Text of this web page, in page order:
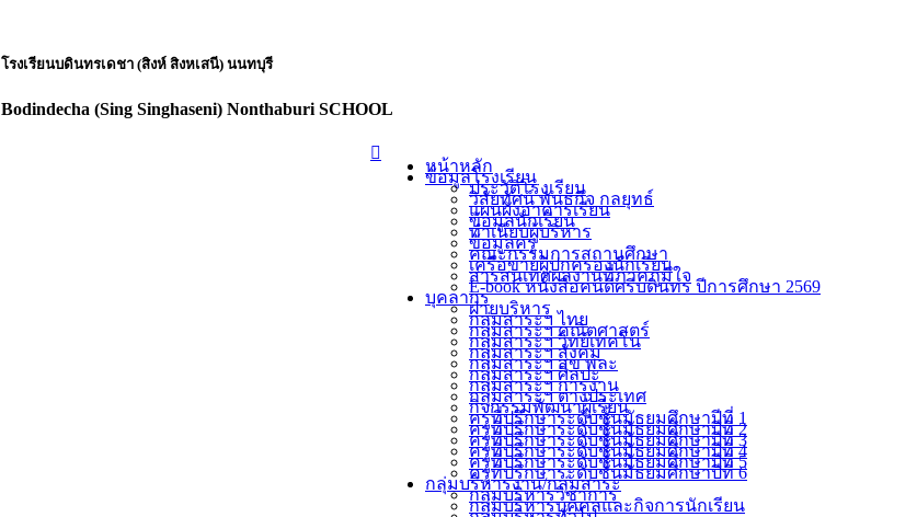
โรงเรียนบดินทรเดชา (สิงห์ สิงหเสนี) นนทบุรี
Bodindecha (Sing Singhaseni) Nonthaburi SCHOOL
หน้าหลัก
ข้อมูลโรงเรียน
ประวัติโรงเรียน
วิสัยทัศน์ พันธกิจ กลยุทธ์
แผนผังอาคารเรียน
ข้อมูลนักเรียน
ทำเนียบผู้บริหาร
ข้อมูลครู
คณะกรรมการสถานศึกษา
เครือข่ายผู้ปกครองนักเรียน
สารสนเทศผลงานที่ภาคภูมิใจ
E-book หนังสือคนดีศรีบดินทร ปีการศึกษา 2569
บุคลากร
ฝ่ายบริหาร
กลุ่มสาระฯ ไทย
กลุ่มสาระฯ คณิตศาสตร์
กลุ่มสาระฯ วิทย์เทคโน
กลุ่มสาระฯ สังคม
กลุ่มสาระฯ สุข พละ
กลุ่มสาระฯ ศิลปะ
กลุ่มสาระฯ การงาน
กลุ่มสาระฯ ต่างประเทศ
กิจกรรมพัฒนาผู้เรียน
ครูที่ปรึกษาระดับชั้นมัธยมศึกษาปีที่ 1
ครูที่ปรึกษาระดับชั้นมัธยมศึกษาปีที่ 2
ครูที่ปรึกษาระดับชั้นมัธยมศึกษาปีที่ 3
ครูที่ปรึกษาระดับชั้นมัธยมศึกษาปีที่ 4
ครูที่ปรึกษาระดับชั้นมัธยมศึกษาปีที่ 5
ครูที่ปรึกษาระดับชั้นมัธยมศึกษาปีที่ 6
กลุ่มบริหารงาน/กลุ่มสาระ
กลุ่มบริหารวิชาการ
กลุ่มบริหารบุคคลและกิจการนักเรียน